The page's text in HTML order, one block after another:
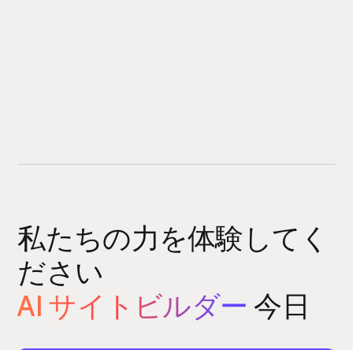
私たちの力を体験してく
ださい
AI サイトビルダー 今日